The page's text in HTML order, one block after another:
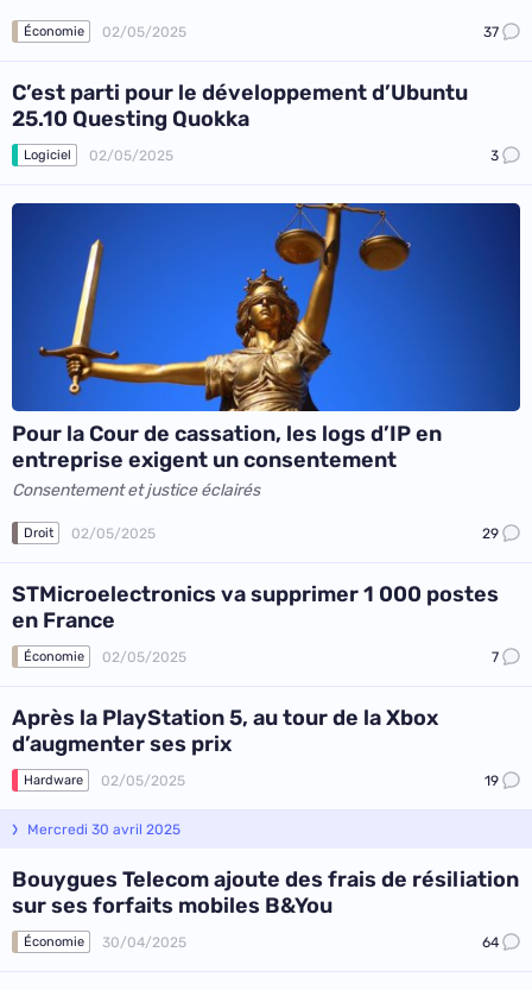
Économie 02/05/2025 37
C’est parti pour le développement d’Ubuntu
25.10 Questing Quokka
Logiciel 02/05/2025 3
Pour la Cour de cassation, les logs d’IP en
entreprise exigent un consentement
Consentement et justice éclairés
Droit 02/05/2025 29
STMicroelectronics va supprimer 1 000 postes
en France
Économie 02/05/2025 7
Après la PlayStation 5, au tour de la Xbox
d’augmenter ses prix
Hardware 02/05/2025 19
Mercredi 30 avril 2025
Bouygues Telecom ajoute des frais de résiliation
sur ses forfaits mobiles B&You
Économie 30/04/2025 64